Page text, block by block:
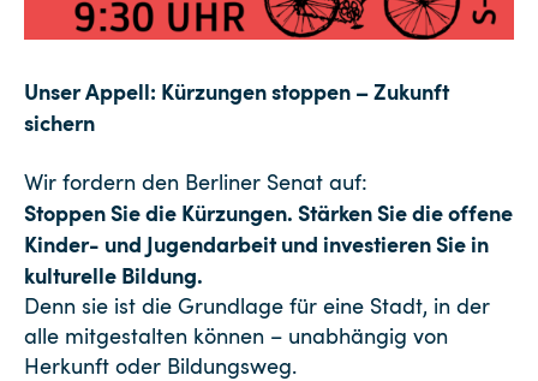
Unser Appell: Kürzungen stoppen – Zukunft
sichern
Wir fordern den Berliner Senat auf:
Stoppen Sie die Kürzungen. Stärken Sie die offene
Kinder- und Jugendarbeit und investieren Sie in
kulturelle Bildung.
Denn sie ist die Grundlage für eine Stadt, in der
alle mitgestalten können – unabhängig von
Herkunft oder Bildungsweg.